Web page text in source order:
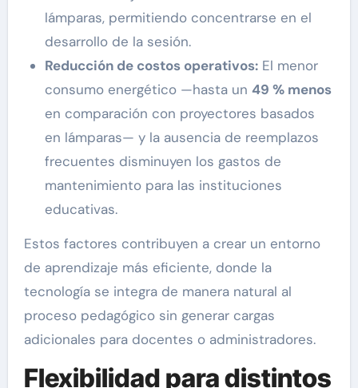
lámparas, permitiendo concentrarse en el
desarrollo de la sesión.
Reducción de costos operativos:El menor
consumo energético —hasta un 49 % menos
en comparación con proyectores basados
en lámparas— y la ausencia de reemplazos
frecuentes disminuyen los gastos de
mantenimiento para las instituciones
educativas.
Estos factores contribuyen a crear un entorno
de aprendizaje más eficiente, donde la
tecnología se integra de manera natural al
proceso pedagógico sin generar cargas
adicionales para docentes o administradores.
Flexibilidad para distintos